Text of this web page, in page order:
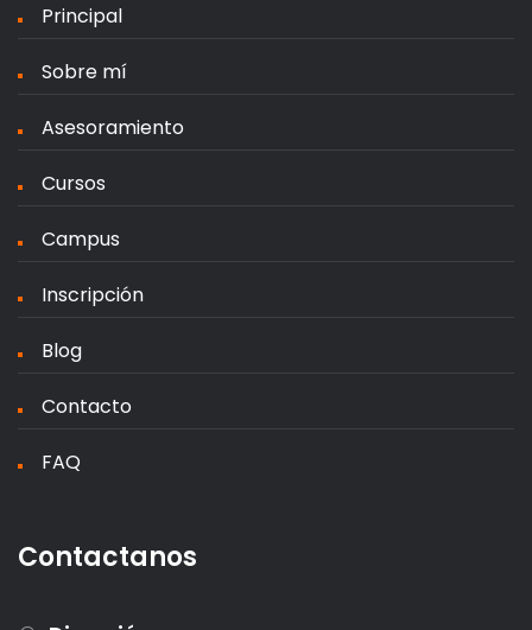
Principal
Sobre mí
Asesoramiento
Cursos
Campus
Inscripción
Blog
Contacto
FAQ
Contactanos